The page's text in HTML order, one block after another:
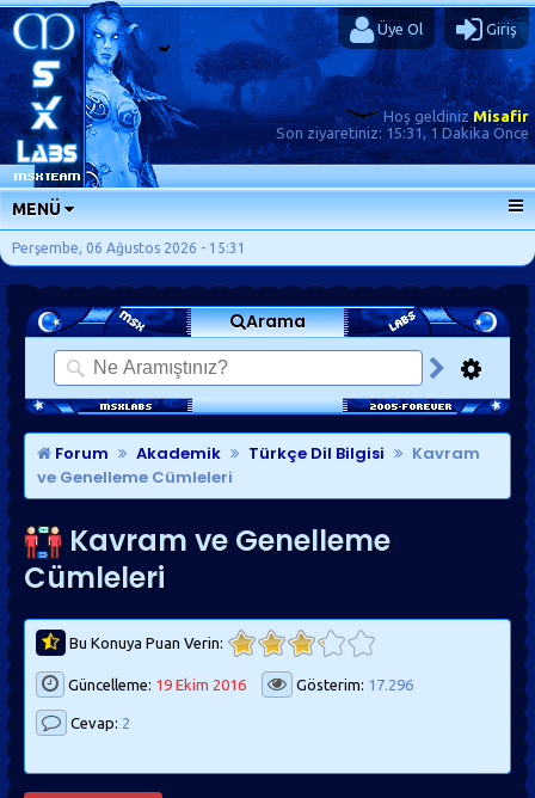
Üye Ol Giriş
Hoş geldinizMisafir
Son ziyaretiniz: 15:31, 1 Dakika Önce
MENÜ
ANA SAYFA
FORUMLAR
SORU-CEVAP
GÜNLÜKLER
SON MESAJLAR
KISAYOLLAR
Perşembe, 06 Ağustos 2026 - 15:31
Arama
Forum Akademik Türkçe Dil Bilgisi
Kavram
ve Genelleme Cümleleri
Kavram ve Genelleme
Cümleleri
Bu Konuya Puan Verin:
Güncelleme: 19 Ekim 2016 Gösterim: 17.296
Cevap: 2